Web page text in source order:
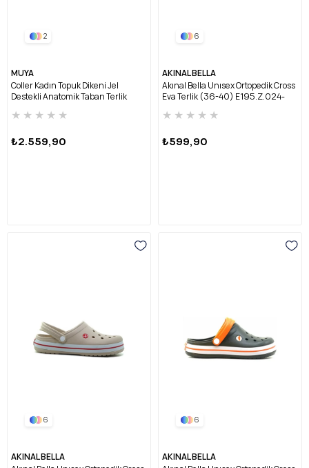
2
MUYA
Coller Kadın Topuk Dikeni Jel
Destekli Anatomik Taban Terlik
★ ★ ★ ★ ★
₺2.559,90
6
AKINAL BELLA
Akınal Bella Unısex Ortopedik Cross
Eva Terlik (36-40) E195.Z.024-
★ ★ ★ ★ ★
₺599,90
6
AKINAL BELLA
6
AKINAL BELLA